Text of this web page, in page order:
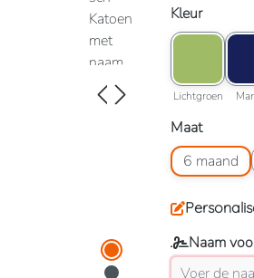
Selecteer
Kleur
Kleuroptie:
Lichtgroen
Selecteer
Maat
6 maand
Maatoptie: 6
Naam